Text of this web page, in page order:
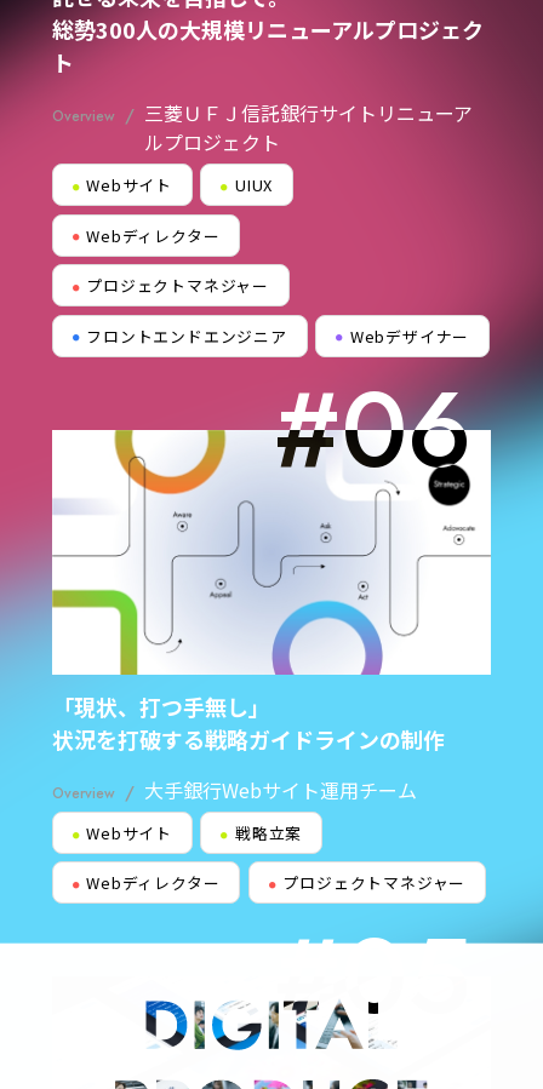
総勢300人の大規模リニューアルプロジェク
ト
Overview / 三菱ＵＦＪ信託銀行サイトリニューア
ルプロジェクト
● Webサイト ● UIUX
● Webディレクター
● プロジェクトマネジャー
● フロントエンドエンジニア ● Webデザイナー
#06
「現状、打つ手無し」
状況を打破する戦略ガイドラインの制作
Overview / 大手銀行Webサイト運用チーム
● Webサイト ● 戦略立案
● Webディレクター ● プロジェクトマネジャー
#05